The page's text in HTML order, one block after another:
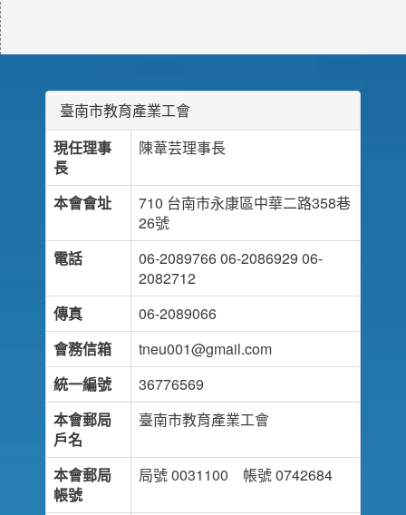
臺南市教育產業工會
現任理事
長
陳葦芸理事長
本會會址
710 台南市永康區中華二路358巷
26號
電話
06-2089766 06-2086929 06-
2082712
傳真
06-2089066
會務信箱
tneu001@gmail.com
統一編號
36776569
本會郵局
戶名
臺南市教育產業工會
本會郵局
帳號
局號 0031100 帳號 0742684